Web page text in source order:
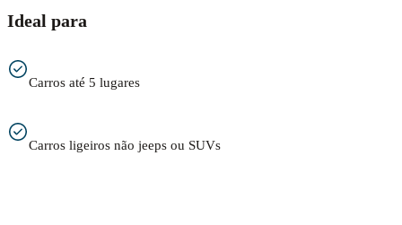
Ideal para
Carros até 5 lugares
Carros ligeiros não jeeps ou SUVs